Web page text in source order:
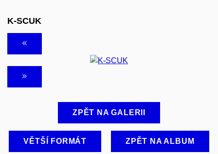
K-SCUK
ZPĚT NA GALERII
VĚTŠÍ FORMÁT ZPĚT NA ALBUM